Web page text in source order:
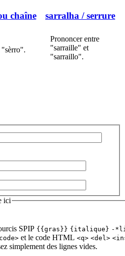
chaîne
"sèrro".
sarralha / serrure
Prononcer entre
"sarraille" et
"sarraillo".
ici
SPIP {{gras}} {italique} -
et le code HTML <q> <del>
simplement des lignes vides.